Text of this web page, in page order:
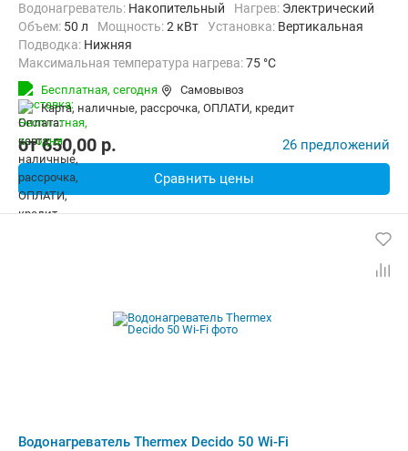
Водонагреватель: Накопительный нагрев: Электрический
Объем: 50 л Мощность:2 кВт Установка: Вертикальная
Подводка: Нижняя
Максимальная температура нагрева:75 °C
Дополнительно:
Бесплатная, сегодня
Самовывоз
карта, наличные, рассрочка, ОПЛАТИ, кредит
от650,00 p. 26 предложений
Сравнить цены
Водонагреватель Thermex Decido 50 Wi-Fi